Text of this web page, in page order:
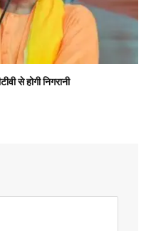
से होगी निगरानी